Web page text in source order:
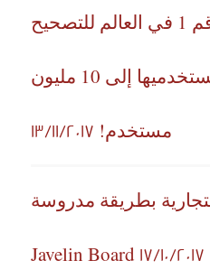
مصنف بالأداة رقم 1 في العالم للتصحيح
الكتابة ووصل عدد مستخدميها إلى 10 مليون
مستخدم! 13/11/2017
بطريقة مدروسة
Javelin Board 17/10/2017